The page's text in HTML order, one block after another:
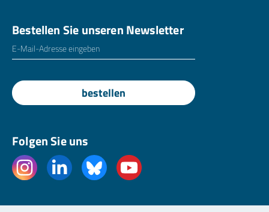
Bestellen Sie unseren Newsletter
E-Mailadresse
bestellen
Folgen Sie uns